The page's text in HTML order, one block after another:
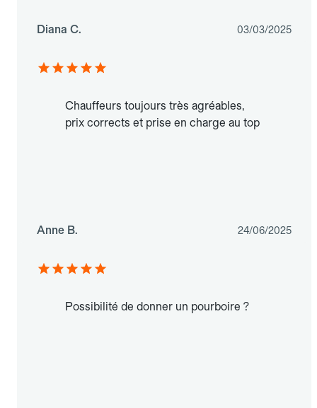
Diana C. 03/03/2025
Chauffeurs toujours très agréables,
prix corrects et prise en charge au top
Anne B. 24/06/2025
Possibilité de donner un pourboire ?